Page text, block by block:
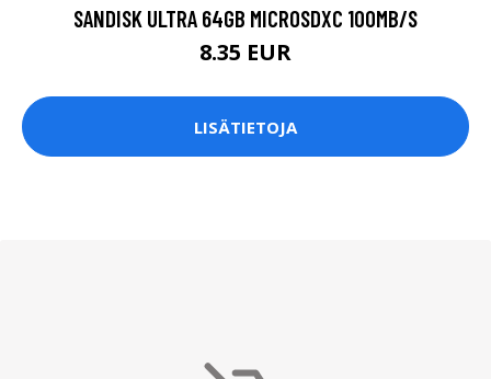
SANDISK ULTRA 64GB MICROSDXC 100MB/S
8.35 EUR
LISÄTIETOJA